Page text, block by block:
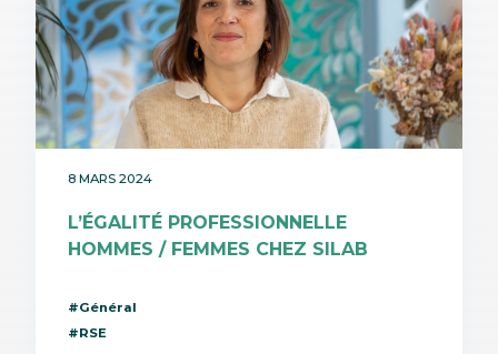
8 MARS 2024
L’ÉGALITÉ PROFESSIONNELLE
HOMMES / FEMMES CHEZ SILAB
#Général
#RSE